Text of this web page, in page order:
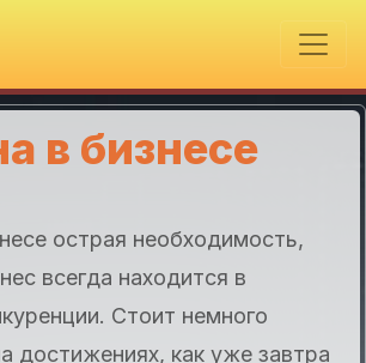
в бизнесе
острая необходимость,
всегда находится в
Стоит немного
достижениях, как уже завтра